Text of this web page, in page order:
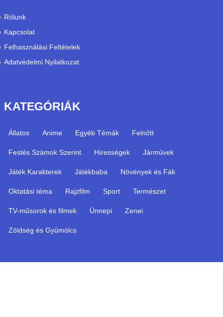
Rólunk
Kapcsolat
Felhasználási Feltételek
Adatvédelmi Nyilatkozat
KATEGÓRIÁK
Állatos Anime Egyéb Témák Felnőtt
Festés Számok Szerint Hírességek Járművek
Játék Karakterek Játékbaba Növények és Fák
Oktatási téma Rajzfilm Sport Természet
TV-műsorok és filmek Ünnepi Zenei
Zöldség és Gyümölcs